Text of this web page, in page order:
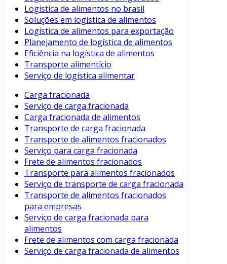
Logística de alimentos no brasil
Soluções em logística de alimentos
Logística de alimentos para exportação
Planejamento de logística de alimentos
Eficiência na logística de alimentos
Transporte alimentício
Serviço de logística alimentar
Carga fracionada
Serviço de carga fracionada
Carga fracionada de alimentos
Transporte de carga fracionada
Transporte de alimentos fracionados
Serviço para carga fracionada
Frete de alimentos fracionados
Transporte para alimentos fracionados
Serviço de transporte de carga fracionada
Transporte de alimentos fracionados
para empresas
Serviço de carga fracionada para
alimentos
Frete de alimentos com carga fracionada
Serviço de carga fracionada de alimentos